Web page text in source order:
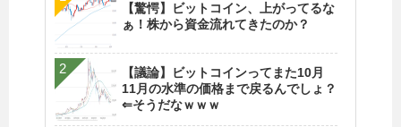
【驚愕】ビットコイン、上がってるな
ぁ！株から資金流れてきたのか？
【議論】ビットコインってまた10月
11月の水準の価格まで戻るんでしょ？
⇐そうだなｗｗｗ